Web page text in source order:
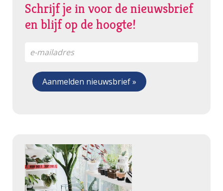
Schrijf je in voor de nieuwsbrief
en blijf op de hoogte!